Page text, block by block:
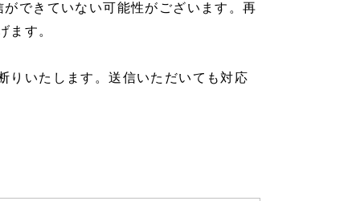
できていない可能性がございます。再
ます。
りいたします。送信いただいても対応